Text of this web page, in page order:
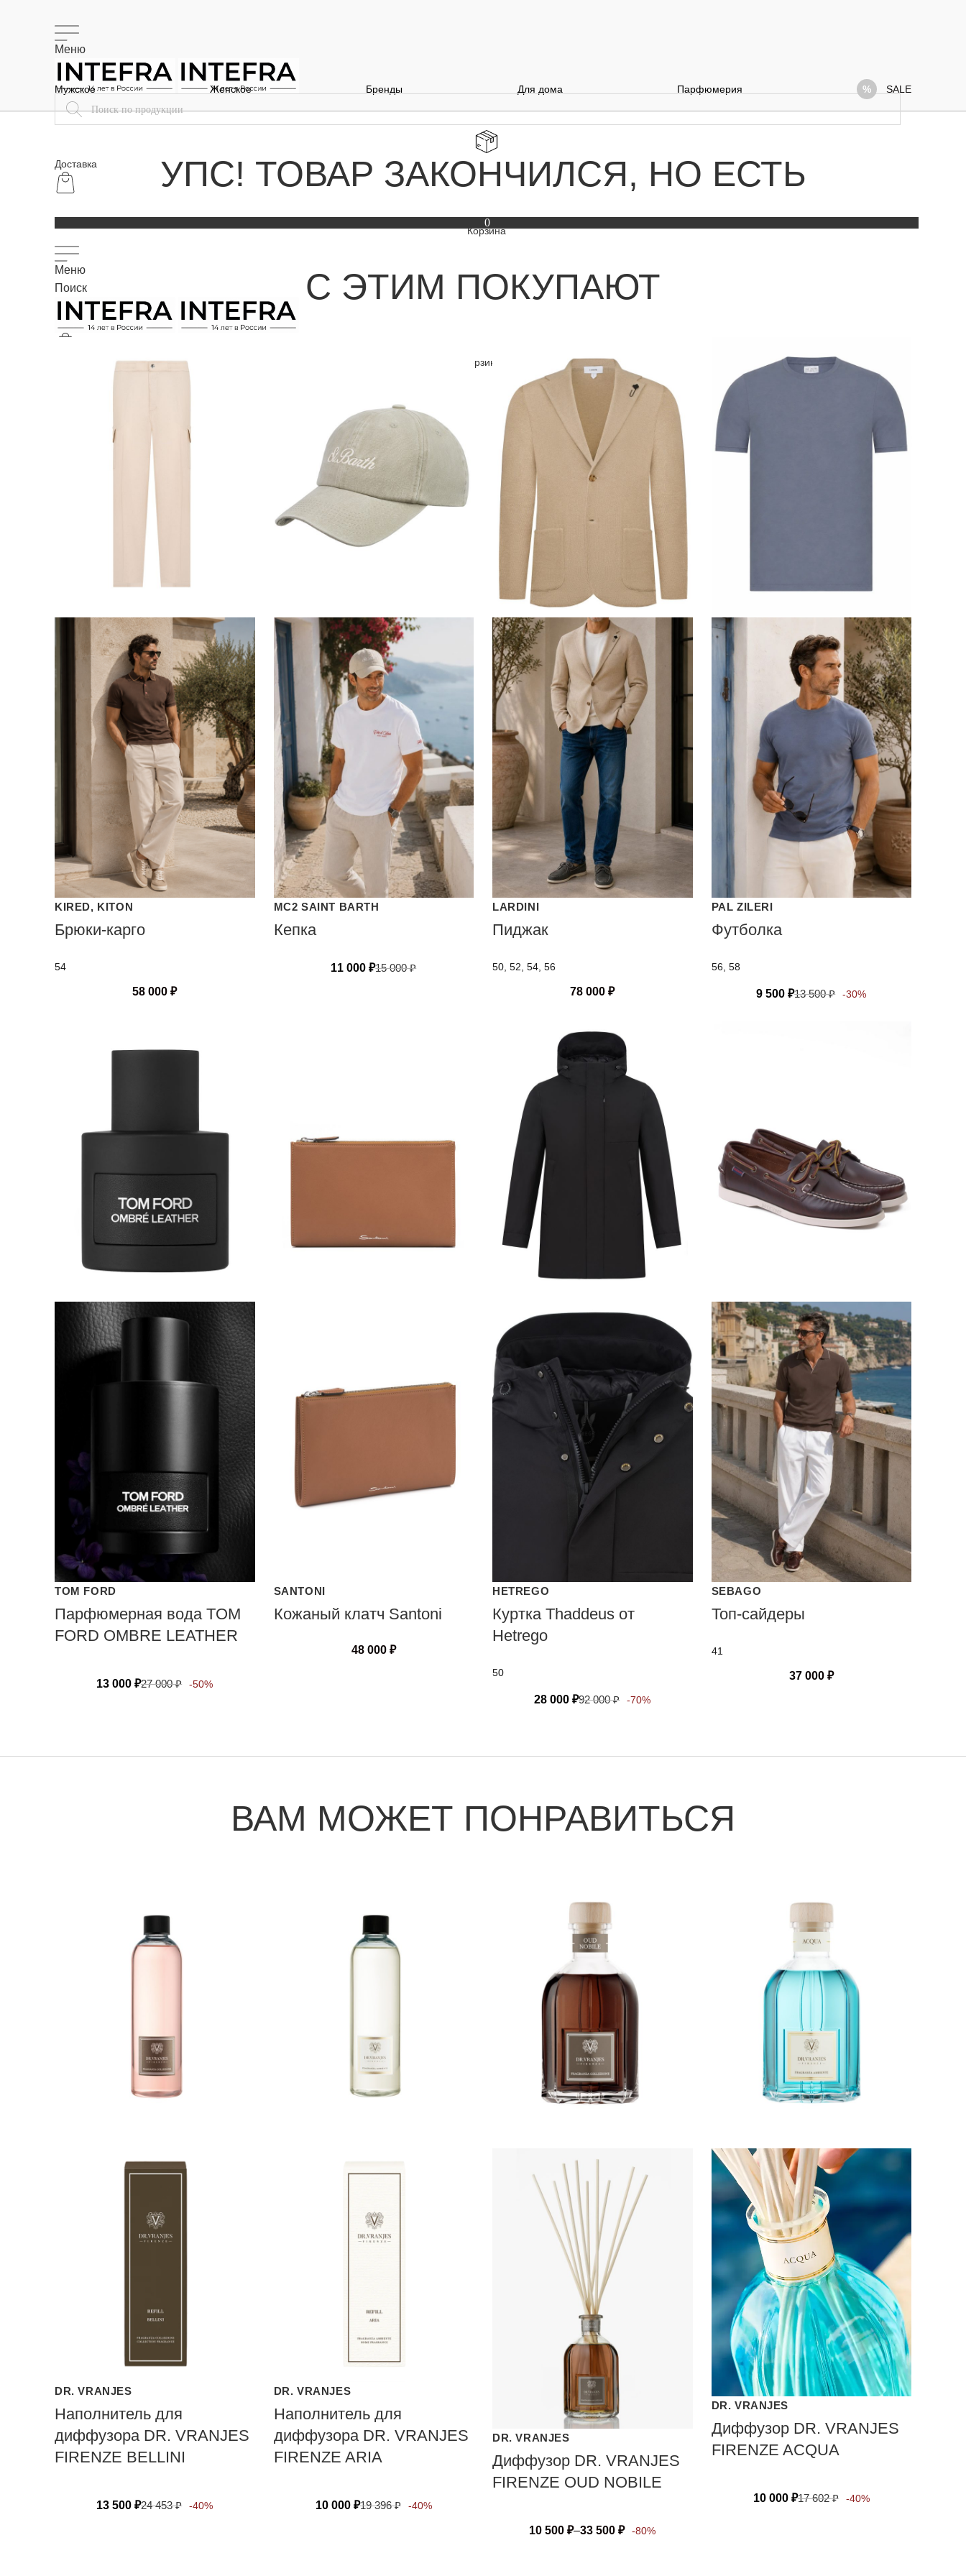
Меню
Доставка
0
Меню
Поиск
Мужское Женское Бренды Для дома Парфюмерия SALE
УПС! ТОВАР ЗАКОНЧИЛСЯ, НО ЕСТЬ
С ЭТИМ ПОКУПАЮТ
KIRED, KITON
Брюки-карго
54
58 000₽
MC2 SAINT BARTH
Кепка
11 000₽15 000₽
LARDINI
Пиджак
50, 52, 54, 56
78 000₽
PAL ZILERI
Футболка
56, 58
9 500₽13 500₽ -30%
TOM FORD
Парфюмерная вода TOM
FORD OMBRE LEATHER
13 000₽27 000₽ -50%
SANTONI
Кожаный клатч Santoni
48 000 ₽
HETREGO
Куртка Thaddeus от
Hetrego
50
28 000₽92 000₽ -70%
SEBAGO
Топ-сайдеры
41
37 000 ₽
ВАМ МОЖЕТ ПОНРАВИТЬСЯ
DR. VRANJES
Наполнитель для
диффузора DR. VRANJES
FIRENZE BELLINI
13 500₽24 453₽ -40%
DR. VRANJES
Наполнитель для
диффузора DR. VRANJES
FIRENZE ARIA
10 000 ₽19 396₽ -40%
DR. VRANJES
Диффузор DR. VRANJES
FIRENZE OUD NOBILE
10 500₽–33 500₽ -80%
DR. VRANJES
Диффузор DR. VRANJES
FIRENZE ACQUA
10 000 ₽17 602₽ -40%